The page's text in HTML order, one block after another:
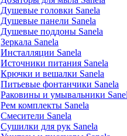
Душевые головки Sanela
Душевые панели Sanela
Душевые поддоны Sanela
Зеркала Sanela
Инсталляции Sanela
Источники питания Sanela
Крючки и вешалки Sanela
Питьевые фонтанчики Sanela
Раковины и умывальники
Рем комплекты Sanela
Смесители Sanela
Сушилки для рук Sanela